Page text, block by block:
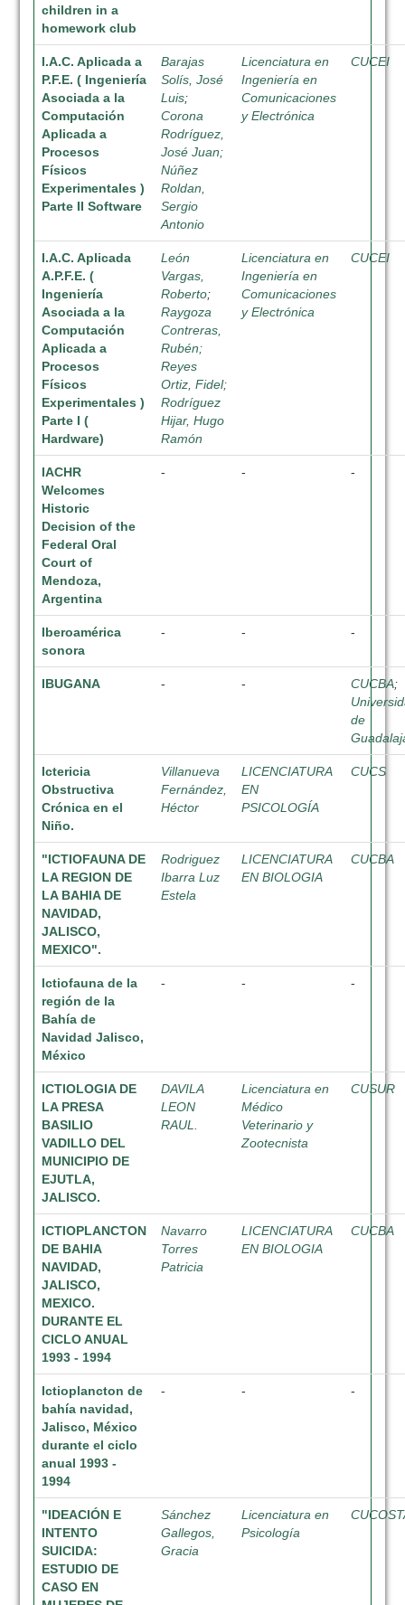
children in a
homework club
I.A.C. Aplicada a
P.F.E. ( Ingeniería
Asociada a la
Computación
Aplicada a
Procesos
Físicos
Experimentales )
Parte II Software
Barajas
Solís, José
Luis;
Corona
Rodríguez,
José Juan;
Núñez
Roldan,
Sergio
Antonio
Licenciatura en
Ingeniería en
Comunicaciones
y Electrónica
CUCEI
I.A.C. Aplicada
A.P.F.E. (
Ingeniería
Asociada a la
Computación
Aplicada a
Procesos
Físicos
Experimentales )
Parte I (
Hardware)
León
Vargas,
Roberto;
Raygoza
Contreras,
Rubén;
Reyes
Ortiz, Fidel;
Rodríguez
Hijar, Hugo
Ramón
Licenciatura en
Ingeniería en
Comunicaciones
y Electrónica
CUCEI
IACHR
Welcomes
Historic
Decision of the
Federal Oral
Court of
Mendoza,
Argentina
- - -
Iberoamérica
sonora
- - -
IBUGANA - - CUCBA;
de
Ictericia
Obstructiva
Crónica en el
Niño.
Villanueva
Fernández,
Héctor
LICENCIATURA
EN
PSICOLOGÍA
CUCS
"ICTIOFAUNA DE
LA REGION DE
LA BAHIA DE
NAVIDAD,
JALISCO,
MEXICO".
Rodriguez
Ibarra Luz
Estela
LICENCIATURA
EN BIOLOGIA
CUCBA
Ictiofauna de la
región de la
Bahía de
Navidad Jalisco,
México
- - -
ICTIOLOGIA DE
LA PRESA
BASILIO
VADILLO DEL
MUNICIPIO DE
EJUTLA,
JALISCO.
DAVILA
LEON
RAUL.
Licenciatura en
Médico
Veterinario y
Zootecnista
CUSUR
ICTIOPLANCTON
DE BAHIA
NAVIDAD,
JALISCO,
MEXICO.
DURANTE EL
CICLO ANUAL
1993 - 1994
Navarro
Torres
Patricia
LICENCIATURA
EN BIOLOGIA
CUCBA
Ictioplancton de
bahía navidad,
Jalisco, México
durante el ciclo
anual 1993 -
1994
- - -
"IDEACIÓN E
INTENTO
SUICIDA:
ESTUDIO DE
CASO EN
Sánchez
Gallegos,
Gracia
Licenciatura en
Psicología